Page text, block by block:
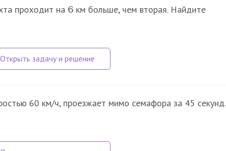
проходит на 6 км больше, чем вторая. Найдите
60 км/ч, проезжает мимо семафора за 45 секунд.